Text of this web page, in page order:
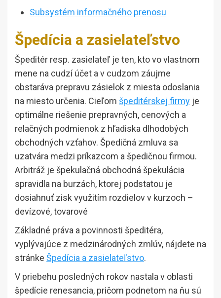
Subsystém informačného prenosu
Špedícia a zasielateľstvo
Špeditér resp. zasielateľ je ten, kto vo vlastnom
mene na cudzí účet a v cudzom záujme
obstaráva prepravu zásielok z miesta odoslania
na miesto určenia. Cieľom špeditérskej firmy je
optimálne riešenie prepravných, cenových a
relačných podmienok z hľadiska dlhodobých
obchodných vzťahov. Špedičná zmluva sa
uzatvára medzi príkazcom a špedičnou firmou.
Arbitráž je špekulačná obchodná špekulácia
spravidla na burzách, ktorej podstatou je
dosiahnuť zisk využitím rozdielov v kurzoch –
devízové, tovarové
Základné práva a povinnosti špeditéra,
vyplývajúce z medzinárodných zmlúv, nájdete na
stránke Špedícia a zasielateľstvo.
V priebehu posledných rokov nastala v oblasti
špedície renesancia, pričom podnetom na ňu sú